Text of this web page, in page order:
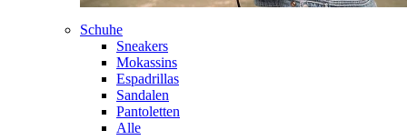
Schuhe
Sneakers
Mokassins
Espadrillas
Sandalen
Pantoletten
Alle